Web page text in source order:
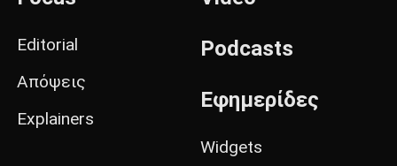
Editorial
Απόψεις
Explainers
Podcasts
Εφημερίδες
Widgets